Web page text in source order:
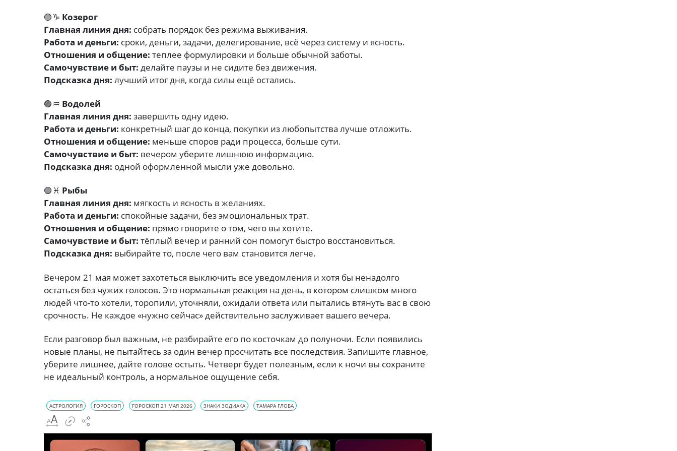
🟣♑ Козерог
Главная линия дня: собрать порядок без режима выживания.
Работа и деньги: сроки, деньги, задачи, делегирование, всё через систему и ясность.
Отношения и общение: теплее формулировки и больше обычной заботы.
Самочувствие и быт: делайте паузы и не сидите без движения.
Подсказка дня: лучший итог дня, когда силы ещё остались.
🟣♒ Водолей
Главная линия дня: завершить одну идею.
Работа и деньги: конкретный шаг до конца, покупки из любопытства лучше отложить.
Отношения и общение: меньше споров ради процесса, больше сути.
Самочувствие и быт: вечером уберите лишнюю информацию.
Подсказка дня: одной оформленной мысли уже довольно.
🟣♓ Рыбы
Главная линия дня: мягкость и ясность в желаниях.
Работа и деньги: спокойные задачи, без эмоциональных трат.
Отношения и общение: прямо говорите о том, чего вы хотите.
Самочувствие и быт: тёплый вечер и ранний сон помогут быстро восстановиться.
Подсказка дня: выбирайте то, после чего вам становится легче.
Вечером 21 мая может захотеться выключить все уведомления и хотя бы ненадолго
остаться без чужих голосов. Это нормальная реакция на день, в котором слишком много
людей что-то хотели, торопили, уточняли, ожидали ответа или пытались втянуть вас в свою
срочность. Не каждое «нужно сейчас» действительно заслуживает вашего вечера.
Если разговор был важным, не разбирайте его по косточкам до полуночи. Если появились
новые планы, не пытайтесь за один вечер просчитать все последствия. Запишите главное,
уберите лишнее, дайте голове остыть. Четверг будет полезным, если к ночи вы сохраните
не идеальный контроль, а нормальное ощущение себя.
АСТРОЛОГИЯ ГОРОСКОП ГОРОСКОП 21 МАЯ 2026 ЗНАКИ ЗОДИАКА ТАМАРА ГЛОБА